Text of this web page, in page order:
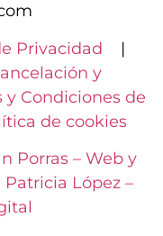
Privacidad |
y
y Condiciones de
de cookies
Porras – Web y
Patricia López –